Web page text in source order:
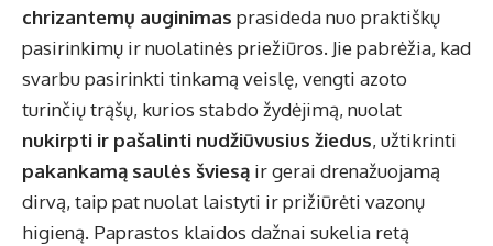
chrizantemų auginimas prasideda nuo praktiškų
pasirinkimų ir nuolatinės priežiūros. Jie pabrėžia, kad
svarbu pasirinkti tinkamą veislę, vengti azoto
turinčių trąšų, kurios stabdo žydėjimą, nuolat
nukirpti ir pašalinti nudžiūvusius žiedus, užtikrinti
pakankamą saulės šviesą ir gerai drenažuojamą
dirvą, taip pat nuolat laistyti ir prižiūrėti vazonų
higieną. Paprastos klaidos dažnai sukelia retą